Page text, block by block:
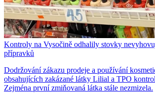
Kontroly na Vysočině odhalily stovky
přípravků
Dodržování zákazu prodeje a používání
obsahujících zakázané látky Lilial a TPO
Zejména první zmiňovaná látka stále nezmizela.